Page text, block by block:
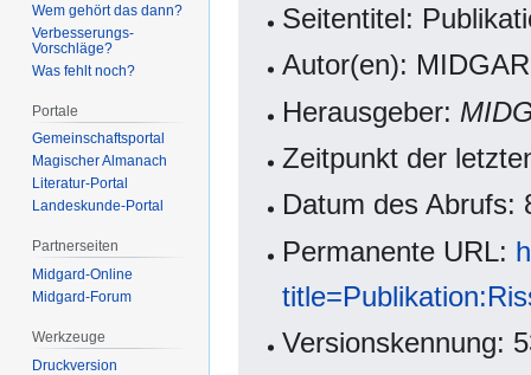
Seitentitel:
Autor(en):
Herausgeber:
Zeitpunkt der
Datum des Abrufs:
Permanente URL:
Versionskennung:
Wem gehört das dann?
Verbesserungs-
Vorschläge?
Was fehlt noch?
Portale
Gemeinschafts­portal
Magischer Almanach
Literatur-Portal
Landeskunde-Portal
Partnerseiten
Midgard-Online
Midgard-Forum
Werkzeuge
Druckversion